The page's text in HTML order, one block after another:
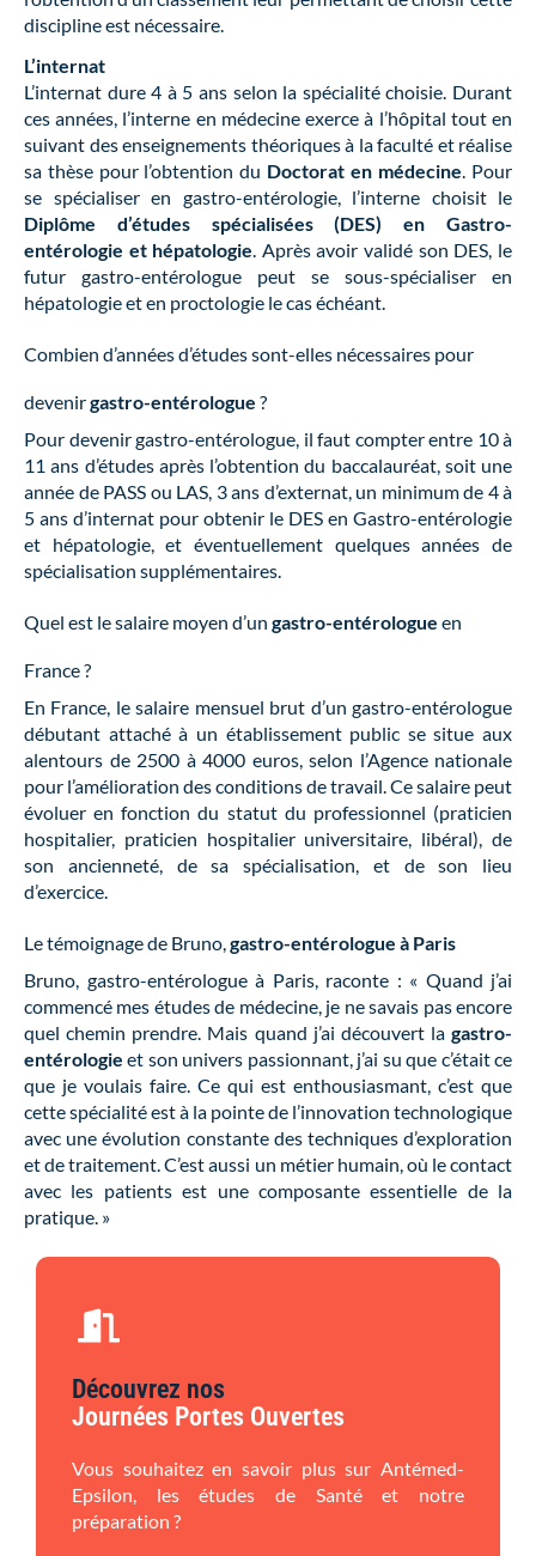
discipline est nécessaire.
L’internat
L’internat dure 4 à 5 ans selon la spécialité choisie. Durant
ces années, l’interne en médecine exerce à l’hôpital tout en
suivant des enseignements théoriques à la faculté et réalise
sa thèse pour l’obtention du Doctorat en médecine . Pour
se spécialiser en gastro-entérologie, l’interne choisit le
Diplôme d’études spécialisées (DES) en Gastro-
entérologie et hépatologie . Après avoir validé son DES, le
futur gastro-entérologue peut se sous-spécialiser en
hépatologie et en proctologie le cas échéant.
Combien d’années d’études sont-elles nécessaires pour
devenirgastro-entérologue ?
Pour devenir gastro-entérologue, il faut compter entre 10 à
11 ans d’études après l’obtention du baccalauréat, soit une
année de PASS ou LAS, 3 ans d’externat, un minimum de 4 à
5 ans d’internat pour obtenir le DES en Gastro-entérologie
et hépatologie, et éventuellement quelques années de
spécialisation supplémentaires.
Quel est le salaire moyen d’un gastro-entérologue en
France ?
En France, le salaire mensuel brut d’un gastro-entérologue
débutant attaché à un établissement public se situe aux
alentours de 2500 à 4000 euros, selon l’Agence nationale
pour l’amélioration des conditions de travail. Ce salaire peut
évoluer en fonction du statut du professionnel (praticien
hospitalier, praticien hospitalier universitaire, libéral), de
son ancienneté, de sa spécialisation, et de son lieu
d’exercice.
Le témoignage de Bruno, gastro-entérologue à Paris
Bruno, gastro-entérologue à Paris, raconte : « Quand j’ai
commencé mes études de médecine, je ne savais pas encore
quel chemin prendre. Mais quand j’ai découvert la gastro-
entérologie et son univers passionnant, j’ai su que c’était ce
que je voulais faire. Ce qui est enthousiasmant, c’est que
cette spécialité est à la pointe de l’innovation technologique
avec une évolution constante des techniques d’exploration
et de traitement. C’est aussi un métier humain, où le contact
avec les patients est une composante essentielle de la
pratique. »
Découvrez nos
Journées Portes Ouvertes
Vous souhaitez en savoir plus sur Antémed-
Epsilon, les études de Santé et notre
préparation ?